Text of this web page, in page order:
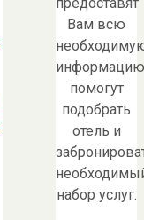
Вам всю
помогут
подобрать
отель и
набор услуг.